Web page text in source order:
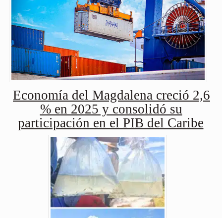
Economía del Magdalena creció 2,6
% en 2025 y consolidó su
participación en el PIB del Caribe